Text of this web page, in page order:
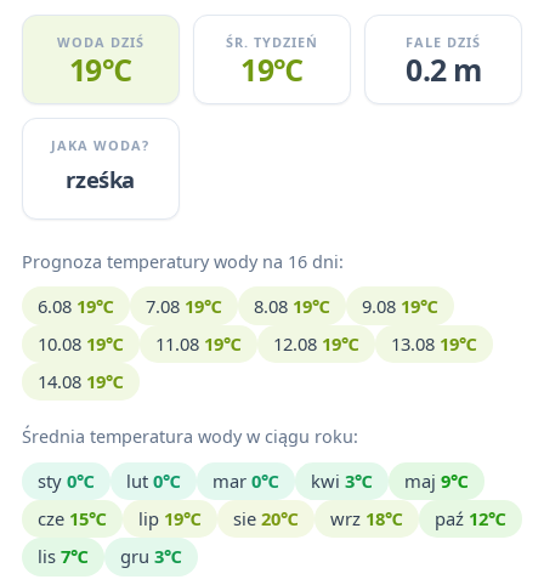
WODA DZIŚ
19℃
ŚR. TYDZIEŃ
19℃
FALE DZIŚ
0.2 m
JAKA WODA?
rześka
Prognoza temperatury wody na 16 dni:
6.08 19℃ 7.08 19℃ 8.08 19℃ 9.08 19℃
10.08 19℃ 11.08 19℃ 12.08 19℃ 13.08 19℃
14.08 19℃
Średnia temperatura wody w ciągu roku:
sty 0℃ lut 0℃ mar 0℃ kwi 3℃ maj 9℃
cze 15℃ lip 19℃ sie 20℃ wrz 18℃ paź 12℃
lis 7℃ gru 3℃